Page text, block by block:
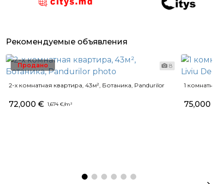
Рекомендуемые объявления
8
Продано
2-х комнатная квартира, 43м², Ботаника, Pandurilor
72,000 € 1,674 €/m²
1
75,000